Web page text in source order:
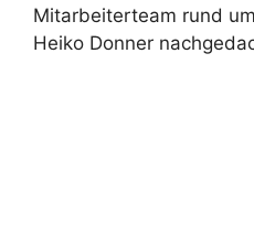
Mitarbeiterteam rund
Heiko Donner